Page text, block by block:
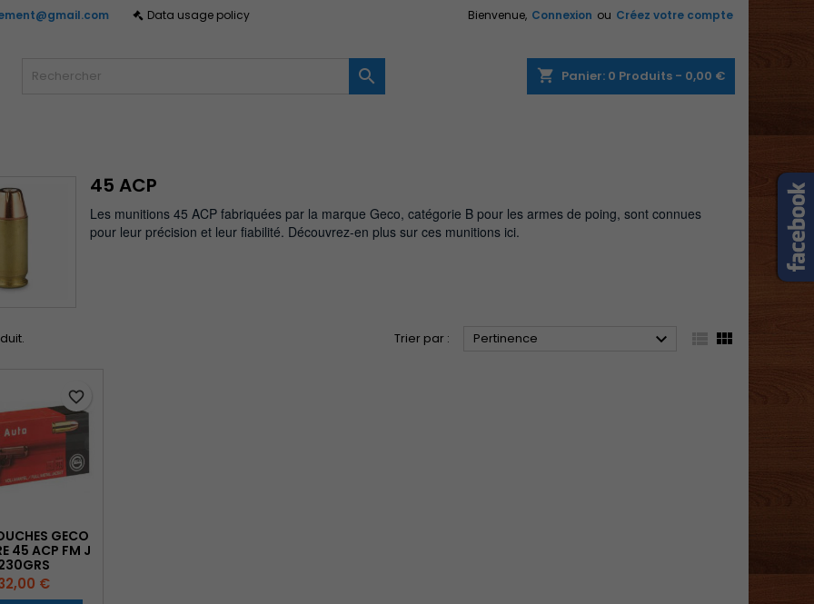
Data usage policy Bienvenue, Connexion ou Créez votre compte
shopping_cart Panier: 0 Produits - 0,00 €

45 ACP
Les munitions 45 ACP fabriquées par la marque Geco, catégorie B pour les armes de poing, sont connues
pour leur précision et leur fiabilité. Découvrez-en plus sur ces munitions ici.
Trier par : Pertinence  
GECO
45 ACP FM J
€
favorite_border
devez être connecté pour ajouter des produits à votre liste